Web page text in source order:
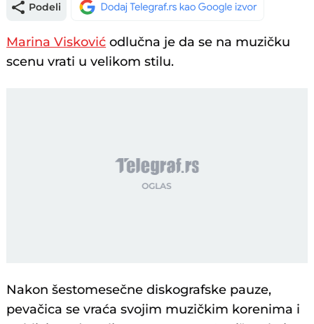
Podeli
Marina Visković odlučna je da se na muzičku
scenu vrati u velikom stilu.
Nakon šestomesečne diskografske pauze,
pevačica se vraća svojim muzičkim korenima i